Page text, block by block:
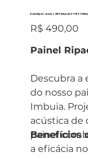
Painel Ripado Acústico MDF Imbuia
Preço
R$ 490,00
Painel
Descubra a
do nosso
Imbuia.
acústica de
painel
a eficácia
Benefícios